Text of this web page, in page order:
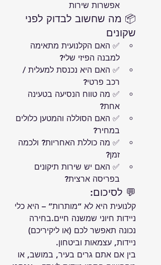
אפשרות שירות
📦 מה שחשוב לבדוק לפני
שקונים
✅ האם הקלנועית מתאימה
למבנה הפיזי שלי?
✅ האם היא נכנסת למעלית /
רכב פרטי?
✅ מה טווח הנסיעה בטעינה
אחת?
✅ האם הסוללה והמטען כלולים
במחיר?
✅ מה כוללת האחריות? ולכמה
זמן?
✅ האם יש שירות תיקונים
בפריסה ארצית?
💬 לסיכום:
קלנועית היא לא “מותרות” – היא כלי
ניידות חיוני שמשנה חיים.בחירה
נכונה תאפשר לכם (או ליקיריכם)
ניידות, עצמאות וביטחון.
בין אם אתם גרים בעיר, במושב, או